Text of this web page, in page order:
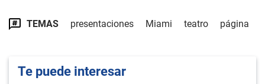
TEMAS presentaciones Miami teatro página
Te puede interesar